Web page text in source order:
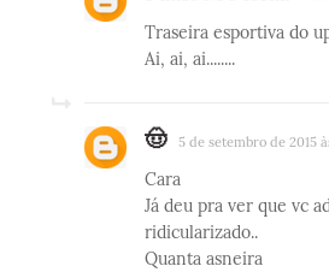
Traseira esportiva do
Ai, ai, ai........
🤠 5 de setembro de 2015
Cara
Já deu pra ver que vc
ridicularizado..
Quanta asneira